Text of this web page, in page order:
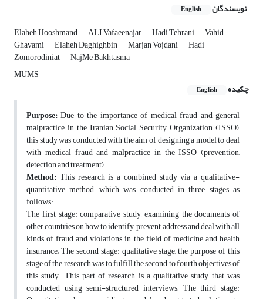
نویسندگان English
Elaheh Hooshmand ALI Vafaeenajar Hadi Tehrani Vahid
Ghavami Elaheh Daghighbin Marjan Vojdani Hadi
Zomorodiniat
NajMe Bakhtasma
MUMS
چکیده
English
Purpose:Due to the importance of medical fraud and general
malpractice in the Iranian Social Security Organization (ISSO),
this study was conducted with the aim of designing a model to deal
with medical fraud and malpractice in the ISSO (prevention,
detection and treatment).
Method: This research is a combined study via a qualitative-
quantitative method, which was conducted in three stages as
follows:
The first stage: comparative study, examining the documents of
other countries on how to identify, prevent, address and deal with all
kinds of fraud and violations in the field of medicine and health
insurance; The second stage: qualitative stage, the purpose of this
stage of the research was to fulfill the second to fourth objectives of
this study. This part of research is a qualitative study that was
conducted using semi-structured interviews; The third stage: